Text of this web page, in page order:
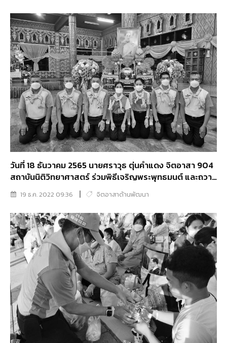
วันที่ 18 ธันวาคม 2565 นายศราวุธ ตุ่นคำแดง จิตอาสา 904
สถาบันนิติวิทยาศาสตร์ ร่วมพิธีเจริญพระพุทธมนต์ และถวาย
พระพรชัยมงคลแด่ สมเด็จพระเจ้าลูกเธอ เจ้าฟ้าพัชรกิติยา
ภา นเรนทิราเทพยวดี กรมหลวงราชสาริณีสิริพัชร มหาวัชร
ราชธิดา เพื่อถวายพระราชกุศลให้พระองค์ทรงหายจากพระ
อาการประชวร
19 ธ.ค. 2022 09:36 จิตอาสาด้านพัฒนา